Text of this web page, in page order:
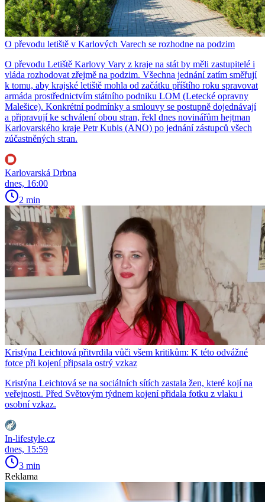
O převodu letiště v Karlových Varech se rozhodne na podzim
O převodu Letiště Karlovy Vary z kraje na stát by měli zastupitelé i
vláda rozhodovat zřejmě na podzim. Všechna jednání zatím směřují
k tomu, aby krajské letiště mohla od začátku příštího roku spravovat
armáda prostřednictvím státního podniku LOM (Letecké opravny
Malešice). Konkrétní podmínky a smlouvy se postupně dojednávají
a připravují ke schválení obou stran, řekl dnes novinářům hejtman
Karlovarského kraje Petr Kubis (ANO) po jednání zástupců všech
zúčastněných stran.
Karlovarská Drbna
dnes, 16:00
2 min
Kristýna Leichtová přitvrdila vůči všem kritikům: K této odvážné
fotce při kojení připsala ostrý vzkaz
Kristýna Leichtová se na sociálních sítích zastala žen, které kojí na
veřejnosti. Před Světovým týdnem kojení přidala fotku z vlaku i
osobní vzkaz.
In-lifestyle.cz
dnes, 15:59
3 min
Reklama